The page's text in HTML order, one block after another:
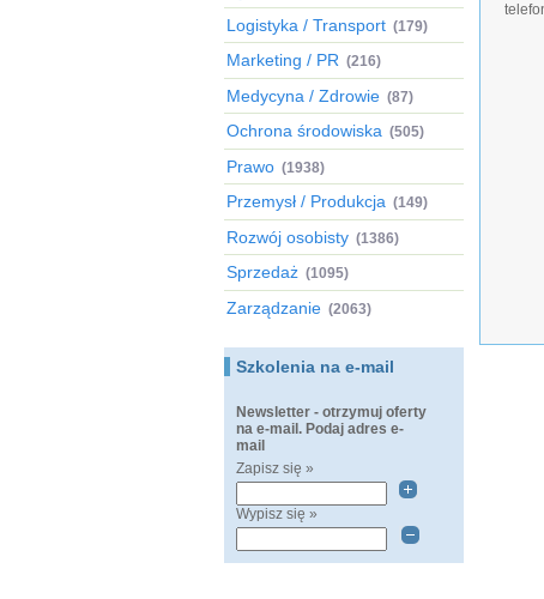
Logistyka / Transport (179)
Marketing / PR (216)
Medycyna / Zdrowie (87)
Ochrona środowiska (505)
Prawo (1938)
Przemysł / Produkcja (149)
Rozwój osobisty (1386)
Sprzedaż (1095)
Zarządzanie (2063)
Szkolenia na e-mail
Newsletter - otrzymuj oferty
na e-mail. Podaj adres e-
mail
Zapisz się »
Wypisz się »